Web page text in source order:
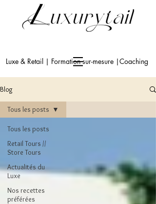
Luxe & Retail | Formation sur-mesure |Coaching
Blog
Tous les posts
Retail Tours //
Store Tours
Actualités du
Luxe
Nos recettes
préférées
Tous les posts